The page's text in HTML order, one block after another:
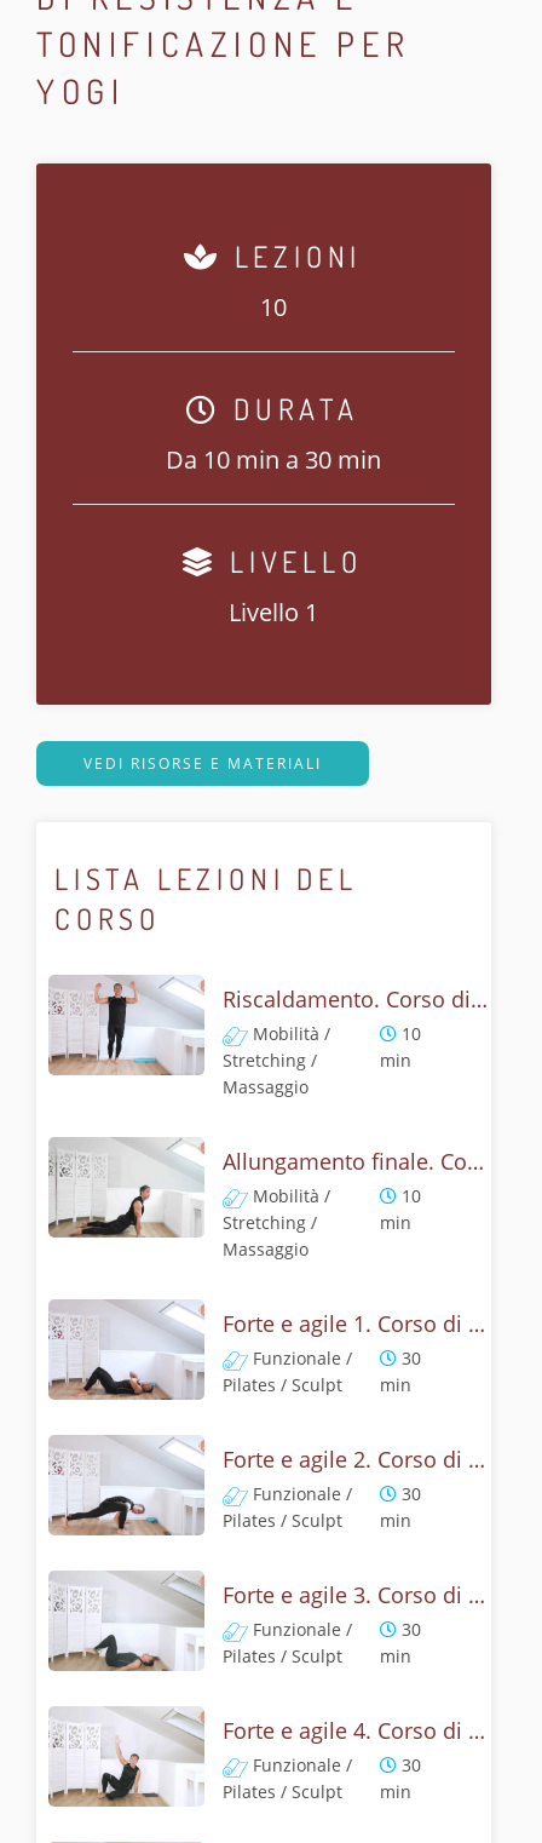
TONIFICAZIONE PER
YOGI
LEZIONI
10
DURATA
Da 10 min a 30 min
LIVELLO
Livello 1
VEDI RISORSE E MATERIALI
LISTA LEZIONI DEL
CORSO
Riscaldamento. Corso di resistenza e tonificazione
Mobilità /
Stretching /
Massaggio
10
min
Allungamento finale. Corso di resistenza e tonificazione
Mobilità /
Stretching /
Massaggio
10
min
Forte e agile 1. Corso di resistenza e tonificazione
Funzionale /
Pilates / Sculpt
30
min
Forte e agile 2. Corso di resistenza e tonificazione
Funzionale /
Pilates / Sculpt
30
min
Forte e agile 3. Corso di resistenza e tonificazione
Funzionale /
Pilates / Sculpt
30
min
Forte e agile 4. Corso di resistenza e tonificazione
Funzionale /
Pilates / Sculpt
30
min